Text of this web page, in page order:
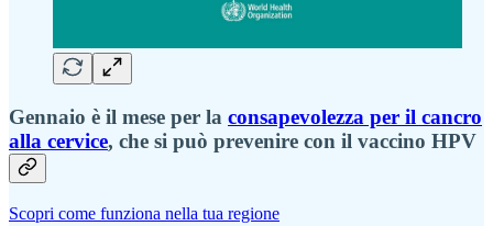
Gennaio è il mese per la consapevolezza per il cancro
alla cervice, che si può prevenire con il vaccino HPV
Scopri come funziona nella tua regione